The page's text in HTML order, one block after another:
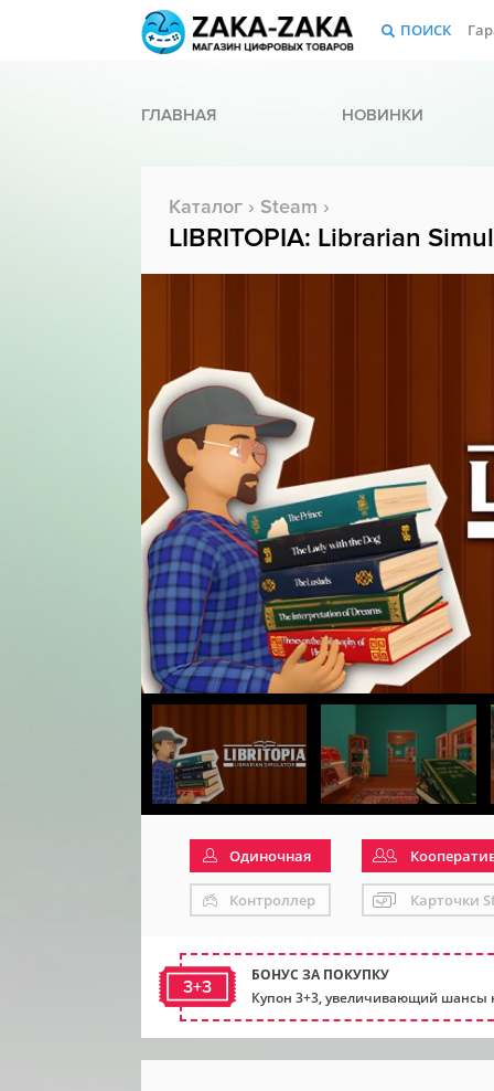
ПОИСК
ГЛАВНАЯ НОВИНКИ
Каталог › Steam ›
LIBRITOPIA: Librarian
Одиночная
Контроллер Карточки
3+3
БОНУС ЗА ПОКУПКУ
Купон 3+3, увеличивающий шансы